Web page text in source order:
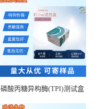
磷酸丙糖异构酶(TPI)测试盒